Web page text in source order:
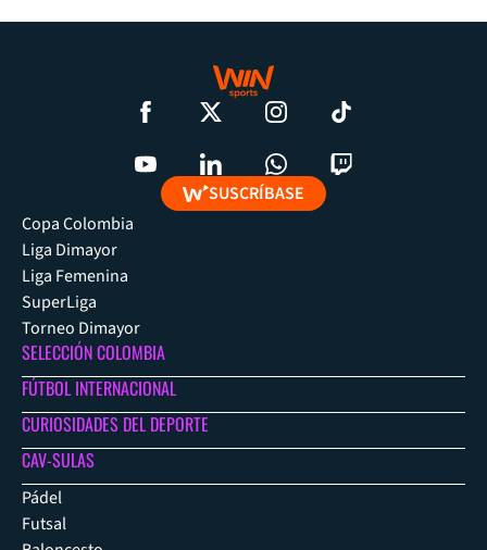
SUSCRÍBASE
Copa Colombia
Liga Dimayor
Liga Femenina
SuperLiga
Torneo Dimayor
SELECCIÓN COLOMBIA
FÚTBOL INTERNACIONAL
CURIOSIDADES DEL DEPORTE
CAV-SULAS
Pádel
Futsal